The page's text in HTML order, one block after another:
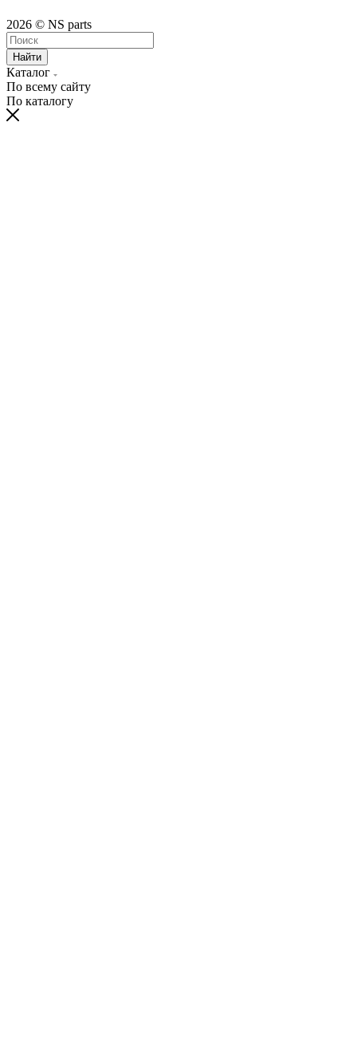
2026 © NS parts
Найти
Каталог
По всему сайту
По каталогу